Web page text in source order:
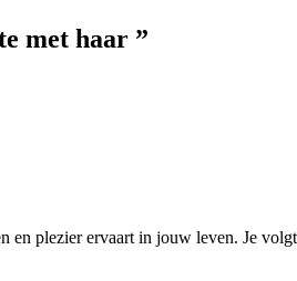
met haar ”
en plezier ervaart in jouw leven. Je